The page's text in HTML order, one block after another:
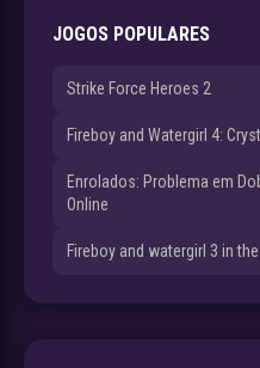
JOGOS POPULARES
Strike Force Heroes 2
Fireboy and Watergirl 4:
Enrolados: Problema em
Online
Fireboy and watergirl 3 in